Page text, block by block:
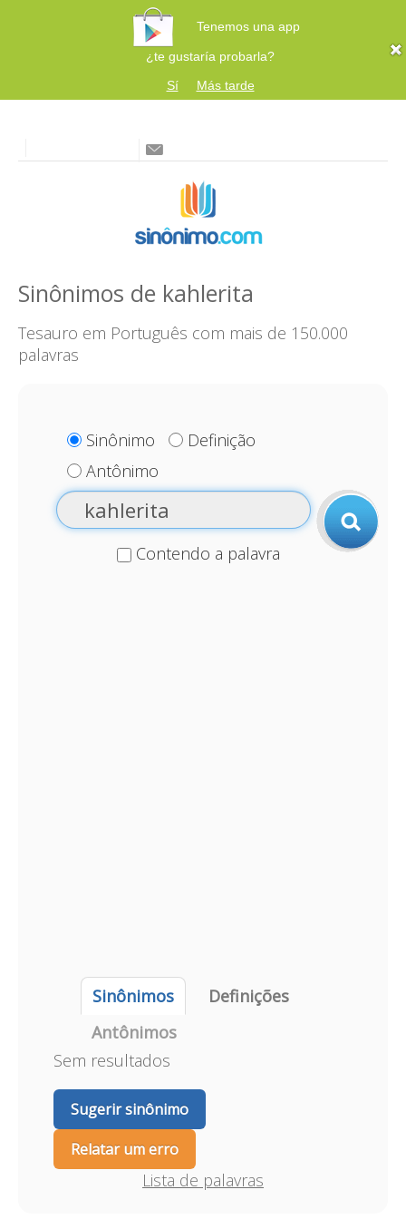
Tenemos una app
¿te gustaría probarla?
Sí
Más tarde
Sinônimos de kahlerita
Tesauro em Português com mais de 150.000
palavras
Sinônimo
Definição
Antônimo
Contendo a palavra
Sinônimos
Definições
Antônimos
Sem resultados
Sugerir sinônimo
Relatar um erro
Lista de palavras